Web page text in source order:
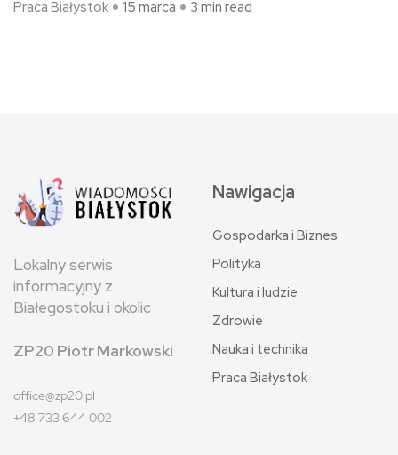
Praca Białystok 15 marca 3 min read
Lokalny serwis
informacyjny z
Białegostoku i okolic
ZP20 Piotr Markowski
office@zp20.pl
+48 733 644 002
Nawigacja
Gospodarka i Biznes
Polityka
Kultura i ludzie
Zdrowie
Nauka i technika
Praca Białystok